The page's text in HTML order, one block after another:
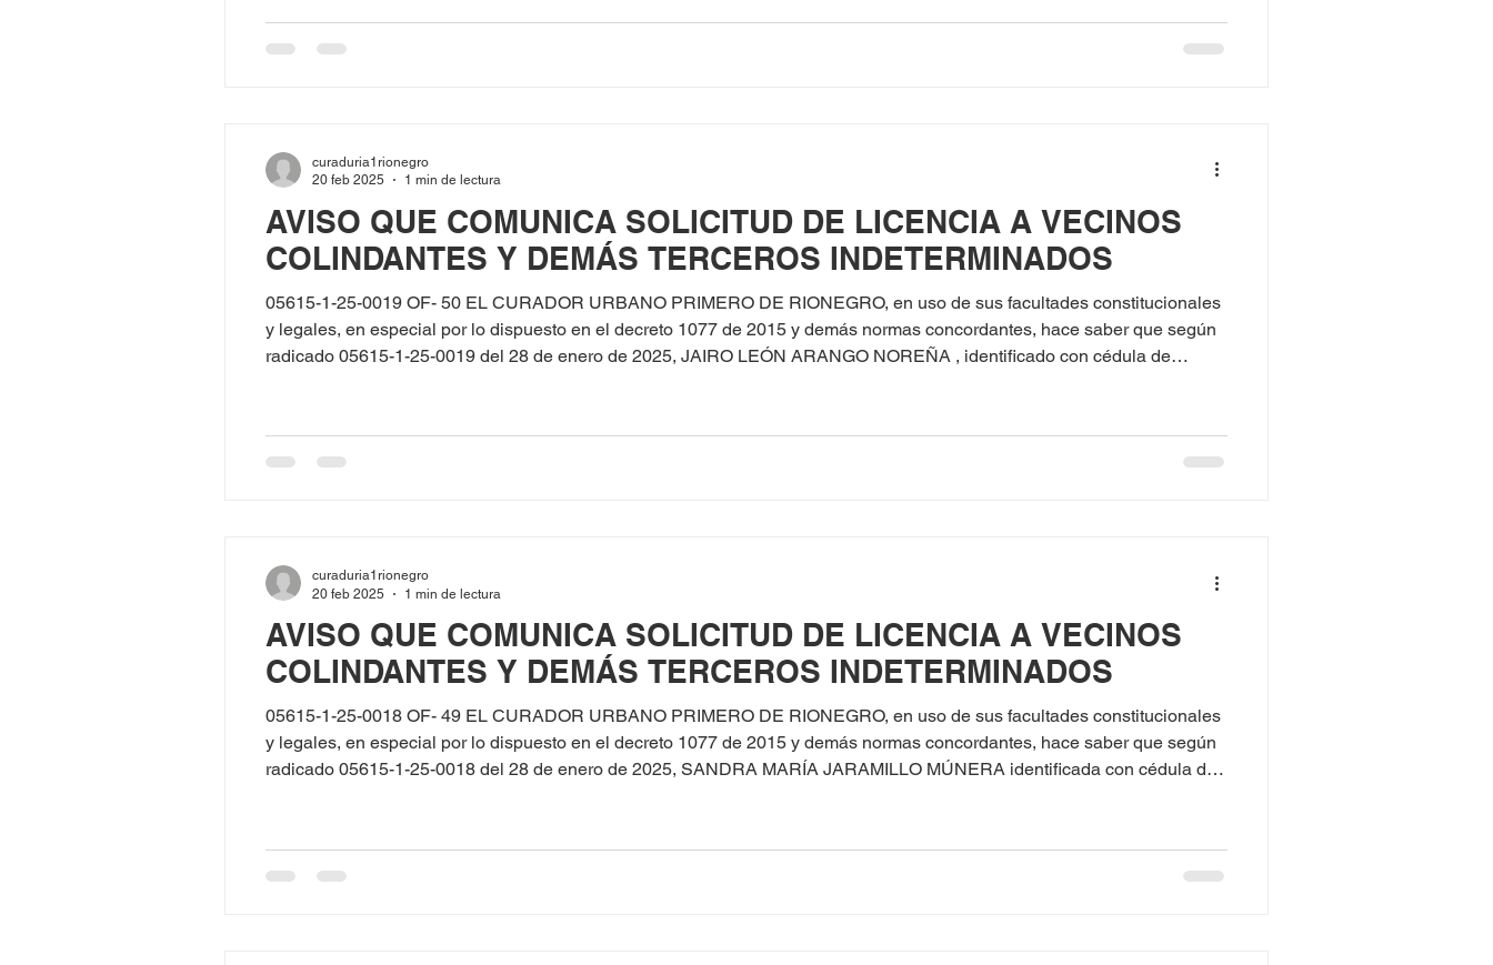
AVISO QUE COMUNICA SOLICITUD DE LICENCIA A VECINOS
COLINDANTES Y DEMÁS TERCEROS INDETERMINADOS
05615-1-25-0019 OF- 50 EL CURADOR URBANO PRIMERO DE RIONEGRO, en uso de sus facultades constitucionales
y legales, en especial por lo dispuesto en el decreto 1077 de 2015 y demás normas concordantes, hace saber que según
radicado 05615-1-25-0019 del 28 de enero de 2025, JAIRO LEÓN ARANGO NOREÑA , identificado con cédula de
curaduria1rionegro
20 feb 2025
1 min de lectura
AVISO QUE COMUNICA SOLICITUD DE LICENCIA A VECINOS
COLINDANTES Y DEMÁS TERCEROS INDETERMINADOS
05615-1-25-0018 OF- 49 EL CURADOR URBANO PRIMERO DE RIONEGRO, en uso de sus facultades constitucionales
y legales, en especial por lo dispuesto en el decreto 1077 de 2015 y demás normas concordantes, hace saber que según
radicado 05615-1-25-0018 del 28 de enero de 2025, SANDRA MARÍA JARAMILLO MÚNERA identificada con cédula de
curaduria1rionegro
20 feb 2025
1 min de lectura